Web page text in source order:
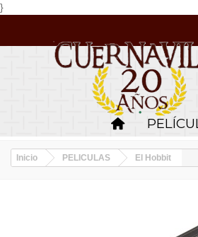
}
Inicio PELICULAS El Hobbit